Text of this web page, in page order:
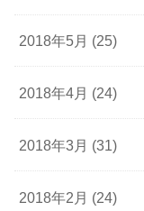
2018年5月 (25)
2018年4月 (24)
2018年3月 (31)
2018年2月 (24)